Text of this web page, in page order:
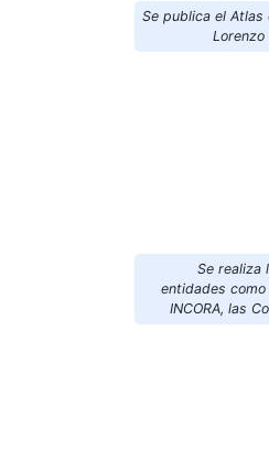
Se publica el Atlas
Lorenzo
Se realiza
entidades como
INCORA, las